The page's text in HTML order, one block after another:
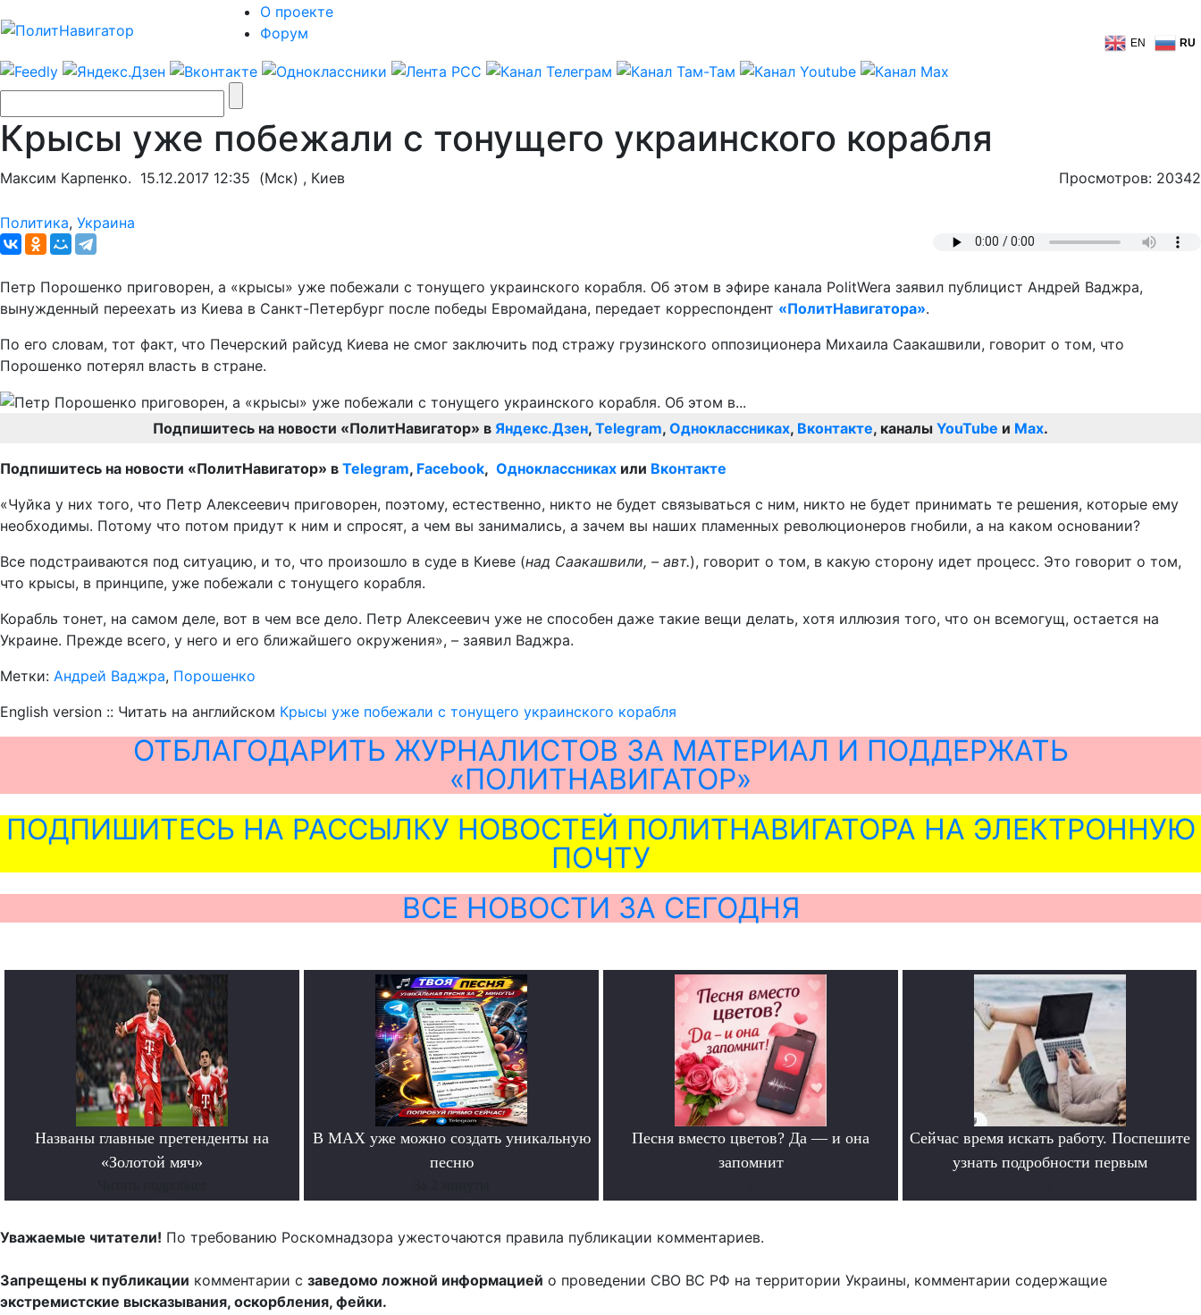
О проекте
Форум
EN RU
Крысы уже побежали с тонущего украинского корабля
Максим Карпенко. 15.12.2017 12:35 (Мск) , Киев Просмотров: 20342
Политика, Украина
Петр Порошенко приговорен, а «крысы» уже побежали с тонущего украинского корабля. Об этом в эфире канала PolitWera заявил публицист Андрей Ваджра,
вынужденный переехать из Киева в Санкт-Петербург после победы Евромайдана, передает корреспондент «ПолитНавигатора».
По его словам, тот факт, что Печерский райсуд Киева не смог заключить под стражу грузинского оппозиционера Михаила Саакашвили, говорит о том, что
Порошенко потерял власть в стране.
Подпишитесь на новости «ПолитНавигатор» в Яндекс.Дзен, Telegram, Одноклассниках, Вконтакте, каналы YouTube и Max.
Подпишитесь на новости «ПолитНавигатор» в Telegram, Facebook, Одноклассниках или Вконтакте
«Чуйка у них того, что Петр Алексеевич приговорен, поэтому, естественно, никто не будет связываться с ним, никто не будет принимать те решения, которые ему
необходимы. Потому что потом придут к ним и спросят, а чем вы занимались, а зачем вы наших пламенных революционеров гнобили, а на каком основании?
Все подстраиваются под ситуацию, и то, что произошло в суде в Киеве (над Саакашвили, – авт.), говорит о том, в какую сторону идет процесс. Это говорит о том,
что крысы, в принципе, уже побежали с тонущего корабля.
Корабль тонет, на самом деле, вот в чем все дело. Петр Алексеевич уже не способен даже такие вещи делать, хотя иллюзия того, что он всемогущ, остается на
Украине. Прежде всего, у него и его ближайшего окружения», – заявил Ваджра.
Метки: Андрей Ваджра, Порошенко
English version :: Читать на английском Крысы уже побежали с тонущего украинского корабля
ОТБЛАГОДАРИТЬ ЖУРНАЛИСТОВ ЗА МАТЕРИАЛ И ПОДДЕРЖАТЬ
«ПОЛИТНАВИГАТОР»
ПОДПИШИТЕСЬ НА РАССЫЛКУ НОВОСТЕЙ ПОЛИТНАВИГАТОРА НА ЭЛЕКТРОННУЮ
ПОЧТУ
ВСЕ НОВОСТИ ЗА СЕГОДНЯ
Названы главные претенденты на
«Золотой мяч»
В MAX уже можно создать уникальную
песню
Песня вместо цветов? Да — и она
запомнит
Сейчас время искать работу. Поспешите
узнать подробности первым
Уважаемые читатели! По требованию Роскомнадзора ужесточаются правила публикации комментариев.
Запрещены к публикации комментарии с заведомо ложной информацией о проведении СВО ВС РФ на территории Украины, комментарии содержащие
экстремистские высказывания, оскорбления, фейки.